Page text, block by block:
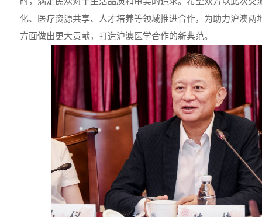
化、医疗资源共享、人才培养等领域推进合作，为助力沪澳两
方面做出更大贡献，打造沪澳医学合作的新典范。